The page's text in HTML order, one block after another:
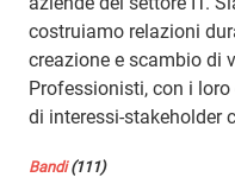
costruiamo relazioni
creazione e scambio di
Professionisti, con i
di interessi-stakeholder
Bandi(111)